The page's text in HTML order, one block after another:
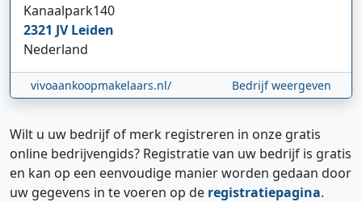
Kanaalpark140
2321 JVLeiden
Nederland
vivoaankoopmakelaars.nl/ Bedrijf weergeven
Wilt u uw bedrijf of merk registreren in onze gratis
online bedrijvengids? Registratie van uw bedrijf is gratis
en kan op een eenvoudige manier worden gedaan door
uw gegevens in te voeren op de registratiepagina.